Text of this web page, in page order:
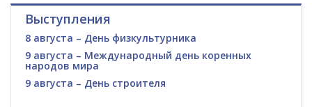
Выступления
8 августа – День физкультурника
9 августа – Международный день коренных
народов мира
9 августа – День строителя